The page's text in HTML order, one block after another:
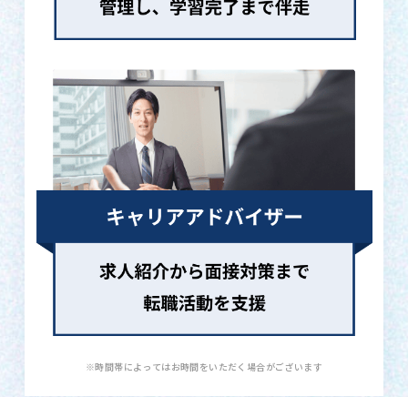
※時間帯によってはお時間をいただく場合がございます